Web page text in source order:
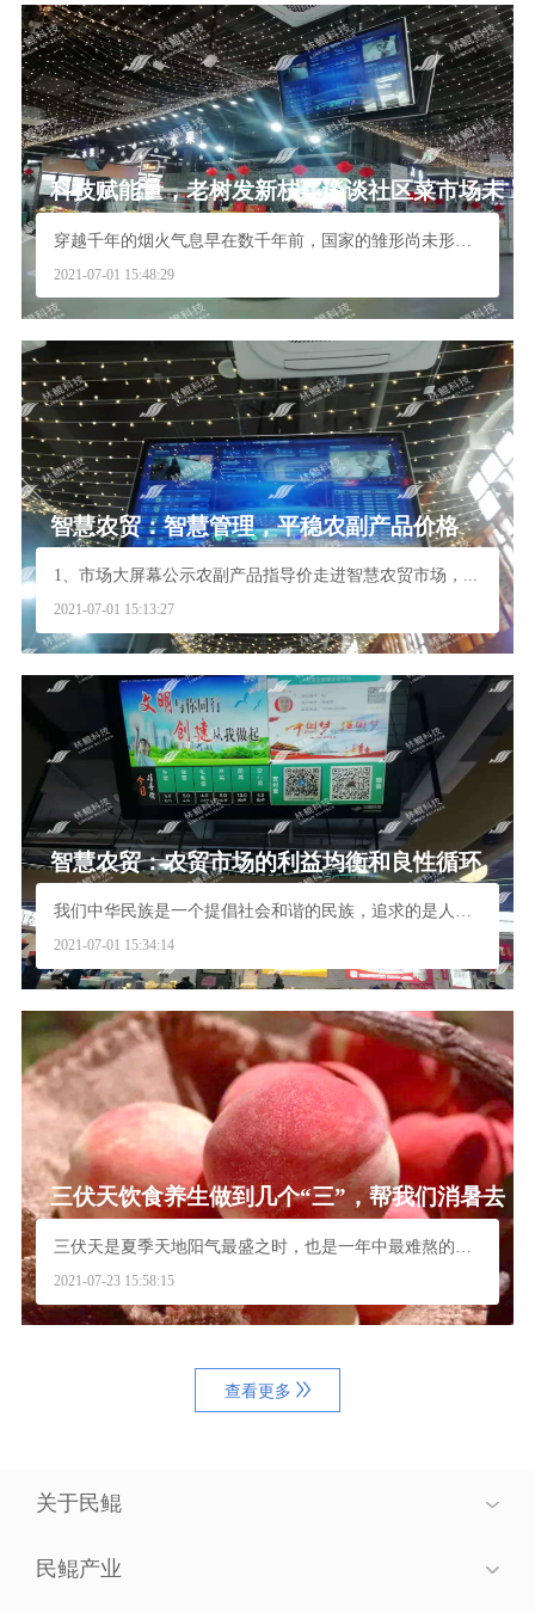
科技赋能量，老树发新枝—谈谈社区菜市场未
来的发展方向
穿越千年的烟火气息早在数千年前，国家的雏形尚未形成...
2021-07-01 15:48:29
智慧农贸：智慧管理，平稳农副产品价格
1、市场大屏幕公示农副产品指导价走进智慧农贸市场，...
2021-07-01 15:13:27
智慧农贸：农贸市场的利益均衡和良性循环
2021-07-01 15:34:14
三伏天饮食养生做到几个“三”，帮我们消暑去
火安度“苦夏”
2021-07-23 15:58:15
查看更多
关于民鲲
民鲲产业